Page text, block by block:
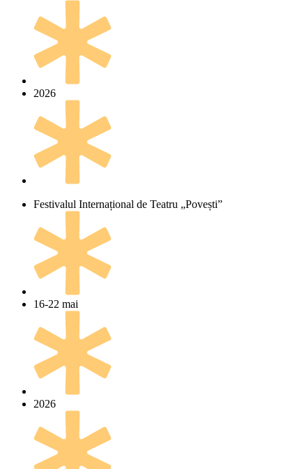
2026
Festivalul Internațional de Teatru „Povești”
16-22 mai
2026